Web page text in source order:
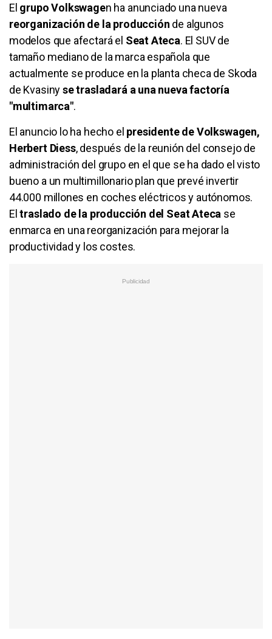
El grupo Volkswagen ha anunciado una nueva
reorganización de la producción de algunos
modelos que afectará el Seat Ateca. El SUV de
tamaño mediano de la marca española que
actualmente se produce en la planta checa de Skoda
de Kvasinyse trasladará a una nueva factoría
"multimarca".
El anuncio lo ha hecho el presidente de Volkswagen,
Herbert Diess, después de la reunión del consejo de
administración del grupo en el que se ha dado el visto
bueno a un multimillonario plan que prevé invertir
44.000 millones en coches eléctricos y autónomos.
Eltraslado de la producción del Seat Ateca se
enmarca en una reorganización para mejorar la
productividad y los costes.